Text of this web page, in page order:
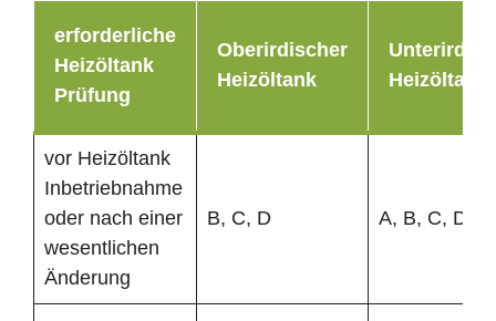
erforderliche
Heizöltank
Prüfung
Oberirdischer
Heizöltank
Heizöltank
vor Heizöltank
Inbetriebnahme
oder nach einer
wesentlichen
Änderung
B, C, D A, B, C, D